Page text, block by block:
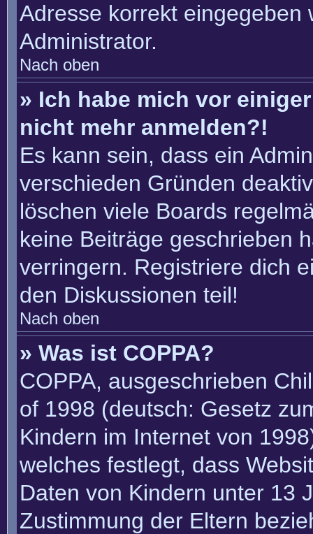
Adresse korrekt
Administrator.
Nach oben
» Ich habe mich vor
nicht mehr anmelden?!
Es kann sein, dass ein
verschieden Gründen
löschen viele Boards
keine Beiträge geschrieben
verringern. Registriere dich
den Diskussionen teil!
Nach oben
» Was ist COPPA?
COPPA, ausgeschrieben
of 1998 (deutsch: Gesetz
Kindern im Internet von
welches festlegt, dass
Daten von Kindern unter 13
Zustimmung der Eltern